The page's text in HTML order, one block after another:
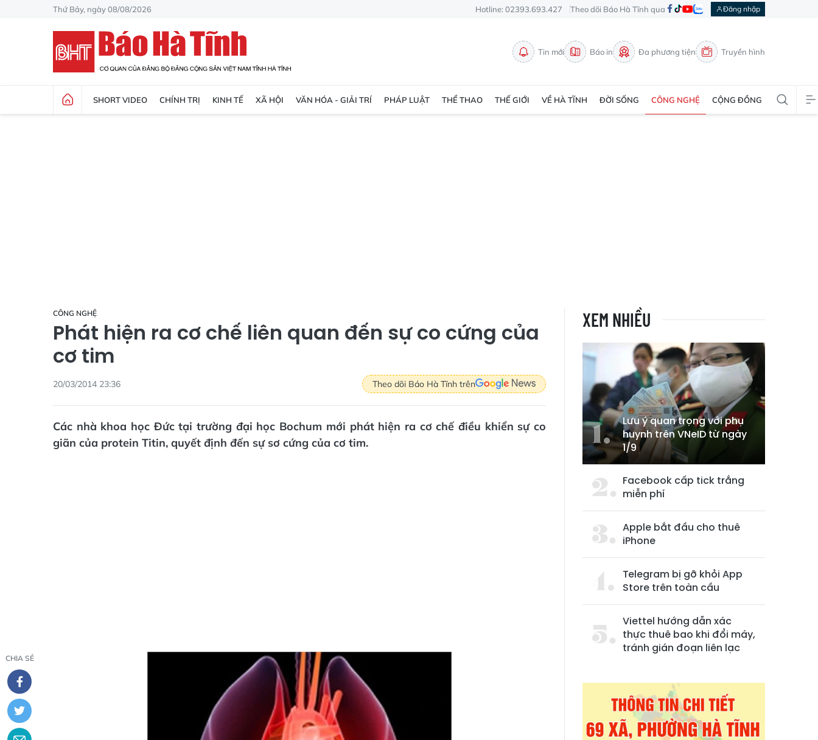
Thứ Bảy, ngày 08/08/2026 Hotline: 02393.693.427 Theo dõi Báo Hà Tĩnh qua Đăng nhập
Tin mới Báo in Đa phương tiện Truyền hình
SHORT VIDEO CHÍNH TRỊ KINH TẾ XÃ HỘI VĂN HÓA - GIẢI TRÍ PHÁP LUẬT THỂ THAO THẾ GIỚI VỀ HÀ TĨNH ĐỜI SỐNG CÔNG NGHỆ CỘNG ĐỒNG
CÔNG NGHỆ
Phát hiện ra cơ chế liên quan đến sự co cứng của
cơ tim
20/03/2014 23:36 Theo dõi Báo Hà Tĩnh trên
Các nhà khoa học Đức tại trường đại học Bochum mới phát hiện ra cơ chế điều khiển sự co
giãn của protein Titin, quyết định đến sự sơ cứng của cơ tim.
CHIA SẺ
XEM NHIỀU
Lưu ý quan trọng với phụ
huynh trên VNeID từ ngày
1/9
Facebook cấp tick trắng
miễn phí
Apple bắt đầu cho thuê
iPhone
Telegram bị gỡ khỏi App
Store trên toàn cầu
Viettel hướng dẫn xác
thực thuê bao khi đổi máy,
tránh gián đoạn liên lạc